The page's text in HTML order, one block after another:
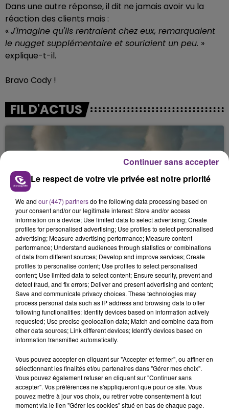
Dans une autre réponse, il dit ne jamais avoir vu la
réaction des clients mais :
«J'imagine qu'ils rentraient chez eux, remarquaient
le nugget supplémentaire et souriaient un peu. »
explique-t-il.
Bravo Cody !
FIL D'ACTUS
LA CENTRALE NUCLÉAIRE DE CHOOZ
TOUJOURS À L'ARRÊT
Cela fait déjà une semaine que la centrale
nucléaire ardennaise est à l'arrêt. Une situation
justifiée par la sécheresse intense qui est toujours
présente.
LE MAGASIN JOUÉCLUB DE REIMS FERME
SES PORTES
C'était l'une des institutions du centre-ville
rémois. Le magasin JouéClub est contraint de
fermer ses portes.
TITRES DIFFUSÉS
Le respect de votre vie privée est notre priorité
We and our (447) partnersdo the following data processing based on
your consent and/or our legitimate interest: Store and/or access
information on a device; Use limited data to select advertising; Create
profiles for personalised advertising; Use profiles to select personalised
advertising; Measure advertising performance; Measure content
performance; Understand audiences through statistics or combinations
of data from different sources; Develop and improve services; Create
profiles to personalise content; Use profiles to select personalised
content; Use limited data to select content; Ensure security, prevent and
detect fraud, and fix errors; Deliver and present advertising and content;
Save and communicate privacy choices. These technologies may
process personal data such as IP address and browsing data to offer
following functionalities: Identify devices based on information actively
requested; Use precise geolocation data; Match and combine data from
other data sources; Link different devices; Identify devices based on
information transmitted automatically.
Vous pouvez accepter en cliquant sur "Accepter et fermer", ou affiner en
sélectionnant les finalités et/ou partenaires dans "Gérer mes choix".
Vous pouvez également refuser en cliquant sur "Continuer sans
accepter". Vos préférences ne s'appliqueront que pour ce site. Vous
pouvez mettre à jour vos choix, ou retirer votre consentement à tout
moment via le lien "Gérer les cookies" situé en bas de chaque page.
Continuer sans accepter